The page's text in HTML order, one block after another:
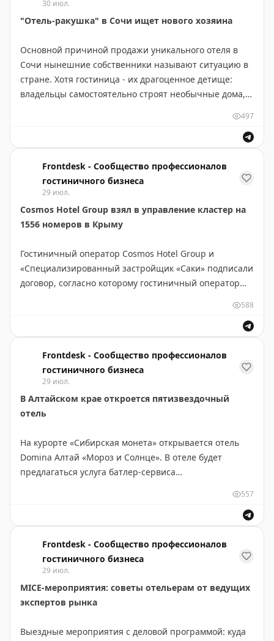
Профессионалам нужны факты, цифры и реальное
признание работы команды. Участие даёт вполне
☑️честная оценка сильных и слабых сторон на
каждом этапе
☑️медийная поддержка: ваши лучшие практики и
«фишки» попадут в подборки премии и профильные
обмен опытом.
намекнём: обратите внимание на новые и
возвращённые номинации):
🔵лучший отель культурного наследия
🔵лучший горнолыжный отель
🔵лучший бутик-отель
Если что-то не получается, на связи Анастасия:
invite@ru-awards.ru
+7 (925) 001-69-42
Премия проводится при поддержке компаний:
TravelLine,Julius Meinl ,LeePrime Group,
Четыре
лапы,Newo Interior,A.V. Paneeva
30 июл.
"Отель-ракушка" в Сочи ищет нового хозяина
Основной причиной продажи уникального отеля в
Сочи нынешние собственники называют ситуацию в
стране. Хотя гостиница - их драгоценное детище:
владельцы самостоятельно строят необычные дома, и
запоминающихся проектов, воплотившихся в жизнь
https://www.frontdesk.ru/article/otel-rakushka-v-sochi-
ishchet-novogo-khozyaina
497
Frontdesk - Сообщество профессионалов
гостиничного бизнеса
29 июл.
Cosmos Hotel Group взял в управление кластер на
1556 номеров в Крыму
Гостиничный оператор Cosmos Hotel Group и
«Специализированный застройщик «Саки» подписали
договор, согласно которому гостиничный оператор
https://www.frontdesk.ru/article/cosmos-hotel-group-
vzyal-v-upravlenie-klaster-na-1556-nomerov-v-krymu
588
Frontdesk - Сообщество профессионалов
гостиничного бизнеса
29 июл.
В Алтайском крае откроется пятизвездочный
отель
На курорте «Сибирская монета» открывается отель
Domina Алтай «Мороз и Солнце». В отеле будет
предлагаться услуга батлер-сервиса
557
Frontdesk - Сообщество профессионалов
гостиничного бизнеса
29 июл.
MICE-мероприятия: советы отельерам от ведущих
экспертов рынка
Выездные мероприятия с деловой программой: куда